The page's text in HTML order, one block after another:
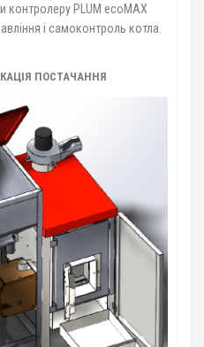
контролеру PLUM ecoMAX
і самоконтроль котла.
ПОСТАЧАННЯ